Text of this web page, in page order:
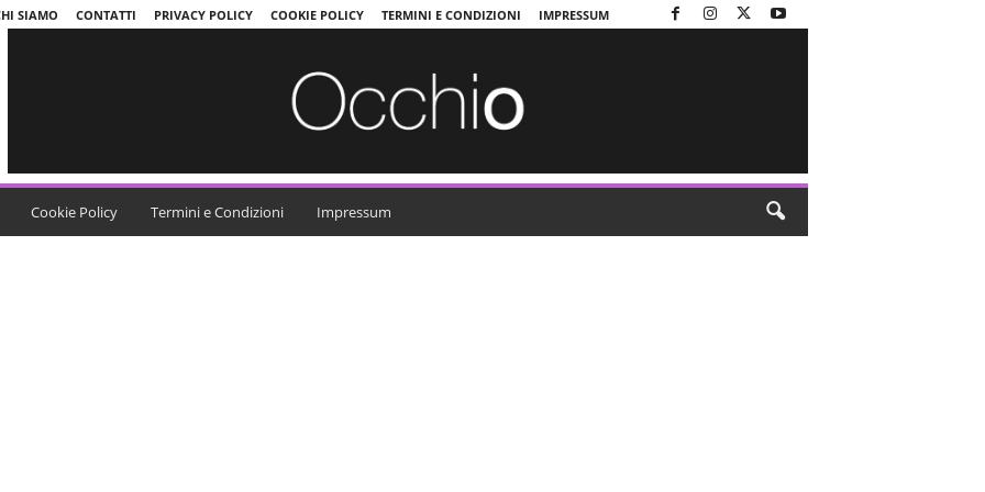
SIAMO CONTATTI PRIVACY POLICY COOKIE POLICY TERMINI E CONDIZIONI IMPRESSUM
Cookie Policy Termini e Condizioni Impressum